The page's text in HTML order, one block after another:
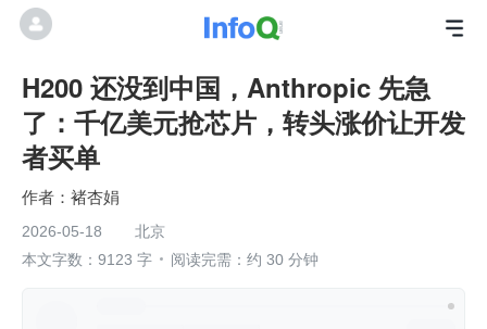
H200 还没到中国，Anthropic 先急
了：千亿美元抢芯片，转头涨价让开发
者买单
褚杏娟
2026-05-18
北京
本文字数：9123 字
阅读完需：约 30 分钟